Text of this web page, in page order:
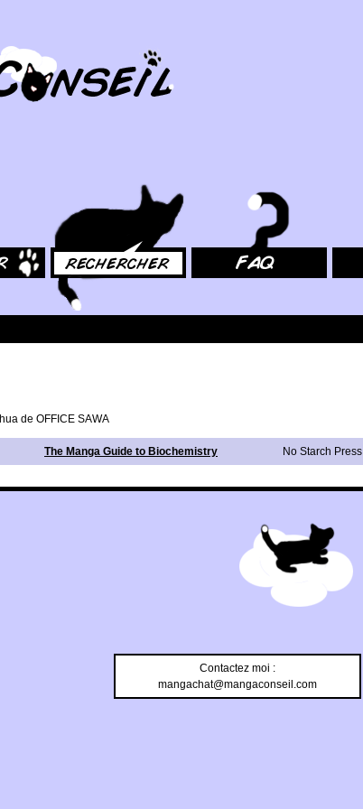
de OFFICE SAWA
The Manga Guide to Biochemistry No Starch Press
Contactez moi :
mangachat@mangaconseil.com